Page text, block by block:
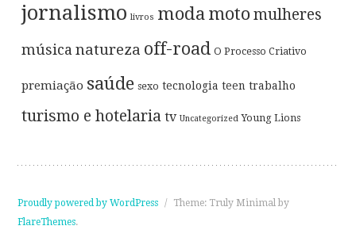
jornalismo livros moda moto mulheres
música natureza off-road O Processo Criativo
premiação saúde sexo tecnologia teen trabalho
turismo e hotelaria tv Uncategorized Young Lions
Proudly powered by WordPress /
Theme: Truly Minimal by
FlareThemes.